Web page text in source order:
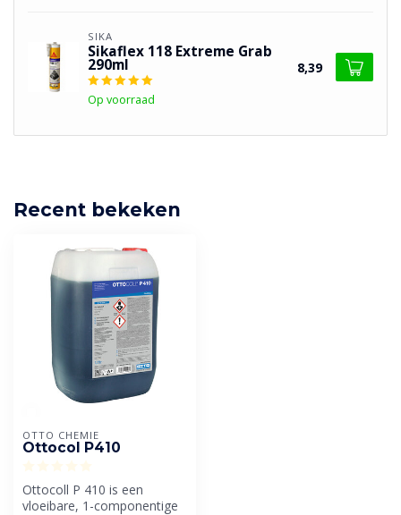
SIKA
Sikaflex 118 Extreme Grab
290ml
Op voorraad
8,39
Recent bekeken
OTTO CHEMIE
Ottocol P410
Ottocoll P 410 is een
vloeibare, 1-componentige